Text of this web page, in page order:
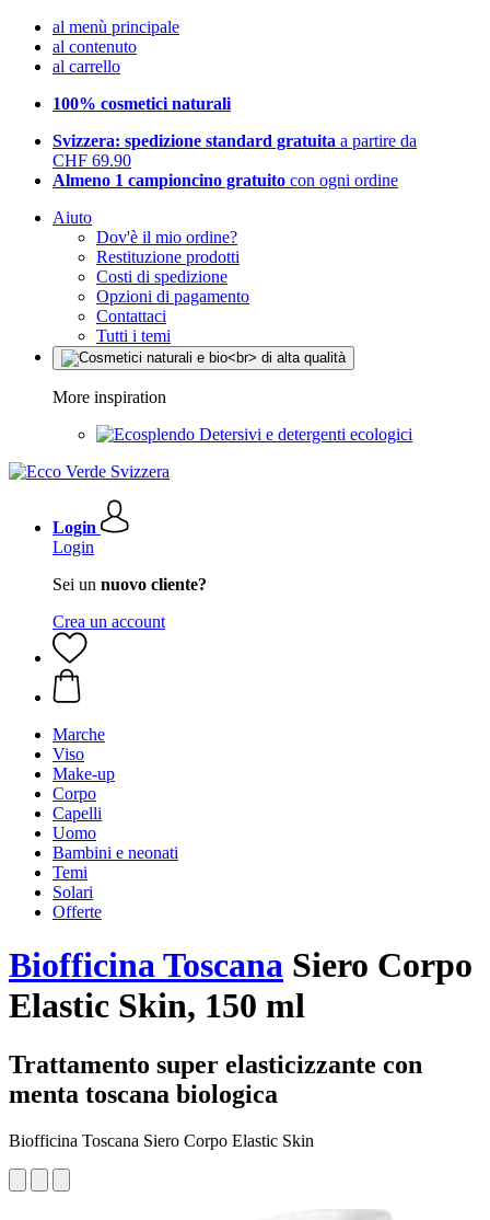
al menù principale
al contenuto
al carrello
100% cosmetici naturali
Svizzera: spedizione standard gratuita a partire da
CHF 69.90
Almeno 1 campioncino gratuito con ogni ordine
Aiuto
Dov'è il mio ordine?
Restituzione prodotti
Costi di spedizione
Opzioni di pagamento
Contattaci
Tutti i temi
More inspiration
Detersivi e detergenti ecologici
Login
Login
Sei un nuovo cliente?
Crea un account
Marche
Viso
Make-up
Corpo
Capelli
Uomo
Bambini e neonati
Temi
Solari
Offerte
Biofficina Toscana Siero Corpo
Elastic Skin, 150 ml
Trattamento super elasticizzante con
menta toscana biologica
Biofficina Toscana Siero Corpo Elastic Skin